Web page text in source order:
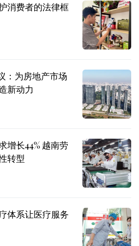
消费者的法律框
：为房地产市场
新动力
增长44% 越南劳
转型
体系让医疗服务